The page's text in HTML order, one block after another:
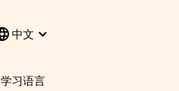
中文
学习语言